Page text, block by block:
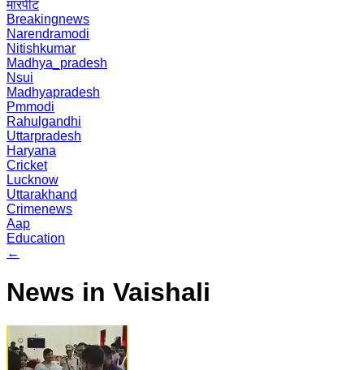
मारपीट
Breakingnews
Narendramodi
Nitishkumar
Madhya_pradesh
Nsui
Madhyapradesh
Pmmodi
Rahulgandhi
Uttarpradesh
Haryana
Cricket
Lucknow
Uttarakhand
Crimenews
Aap
Education
←
News in Vaishali